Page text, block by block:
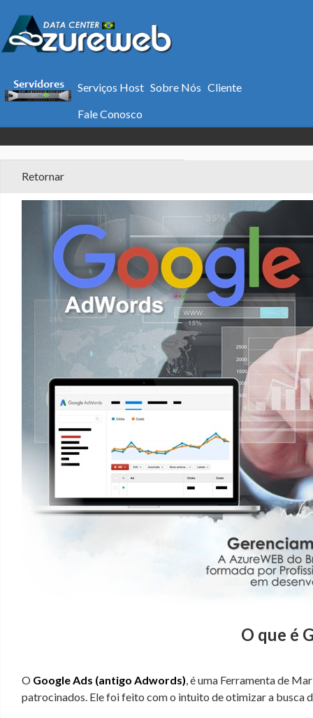
Serviços Host Sobre Nós Cliente
Fale Conosco
Ads Google - Marketing
Retornar
O que é
O Google Ads (antigo Adwords), é uma Ferramenta de
patrocinados. Ele foi feito com o intuito de otimizar a busca